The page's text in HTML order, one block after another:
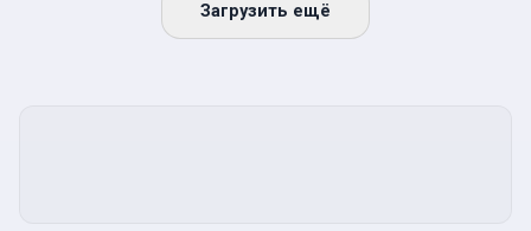
Загрузить ещё